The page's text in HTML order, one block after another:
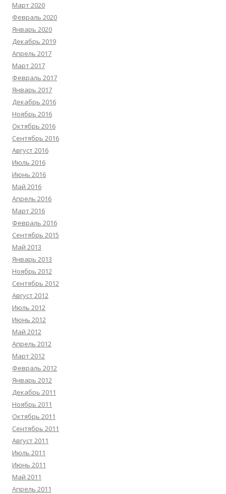
Март 2020
Февраль 2020
Январь 2020
Декабрь 2019
Апрель 2017
Март 2017
Февраль 2017
Январь 2017
Декабрь 2016
Ноябрь 2016
Октябрь 2016
Сентябрь 2016
Август 2016
Июль 2016
Июнь 2016
Май 2016
Апрель 2016
Март 2016
Февраль 2016
Сентябрь 2015
Май 2013
Январь 2013
Ноябрь 2012
Сентябрь 2012
Август 2012
Июль 2012
Июнь 2012
Май 2012
Апрель 2012
Март 2012
Февраль 2012
Январь 2012
Декабрь 2011
Ноябрь 2011
Октябрь 2011
Сентябрь 2011
Август 2011
Июль 2011
Июнь 2011
Май 2011
Апрель 2011